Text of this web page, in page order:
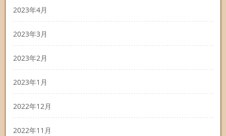
2023年4月
2023年3月
2023年2月
2023年1月
2022年12月
2022年11月